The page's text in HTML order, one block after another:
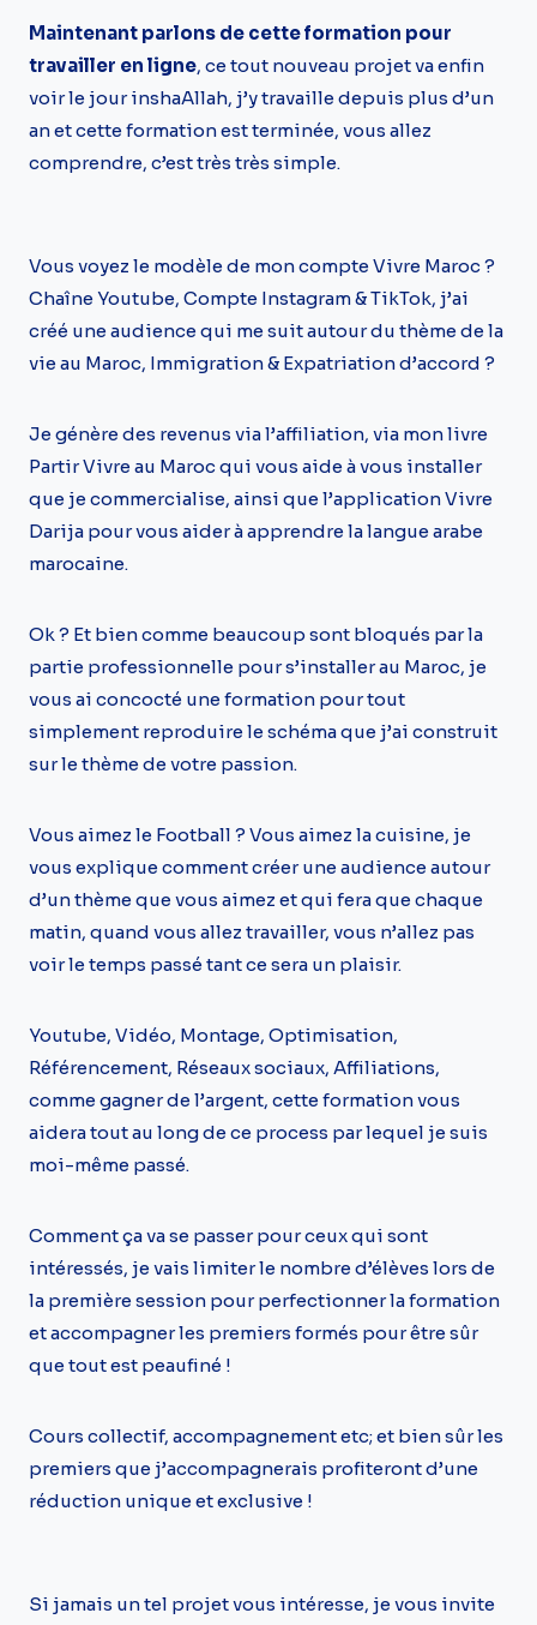
Maintenant parlons de cette formation pour
travailler en ligne, ce tout nouveau projet va enfin
voir le jour inshaAllah, j’y travaille depuis plus d’un
an et cette formation est terminée, vous allez
comprendre, c’est très très simple.
Vous voyez le modèle de mon compte Vivre Maroc ?
Chaîne Youtube, Compte Instagram & TikTok, j’ai
créé une audience qui me suit autour du thème de la
vie au Maroc, Immigration & Expatriation d’accord ?
Je génère des revenus via l’affiliation, via mon livre
Partir Vivre au Maroc qui vous aide à vous installer
que je commercialise, ainsi que l’application Vivre
Darija pour vous aider à apprendre la langue arabe
marocaine.
Ok ? Et bien comme beaucoup sont bloqués par la
partie professionnelle pour s’installer au Maroc, je
vous ai concocté une formation pour tout
simplement reproduire le schéma que j’ai construit
sur le thème de votre passion.
Vous aimez le Football ? Vous aimez la cuisine, je
vous explique comment créer une audience autour
d’un thème que vous aimez et qui fera que chaque
matin, quand vous allez travailler, vous n’allez pas
voir le temps passé tant ce sera un plaisir.
Youtube, Vidéo, Montage, Optimisation,
Référencement, Réseaux sociaux, Affiliations,
comme gagner de l’argent, cette formation vous
aidera tout au long de ce process par lequel je suis
moi-même passé.
Comment ça va se passer pour ceux qui sont
intéressés, je vais limiter le nombre d’élèves lors de
la première session pour perfectionner la formation
et accompagner les premiers formés pour être sûr
que tout est peaufiné !
Cours collectif, accompagnement etc; et bien sûr les
premiers que j’accompagnerais profiteront d’une
réduction unique et exclusive !
Si jamais un tel projet vous intéresse, je vous invite